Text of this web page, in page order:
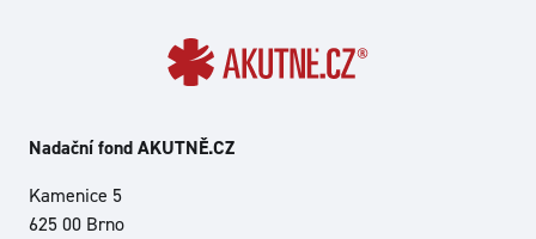
Nadační fond AKUTNĚ.CZ
Kamenice 5
625 00 Brno